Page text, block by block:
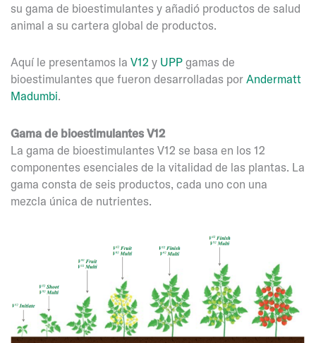
su gama de bioestimulantes y añadió productos de salud
animal a su cartera global de productos.
Aquí le presentamos la V12 y UPP gamas de
bioestimulantes que fueron desarrolladas por Andermatt
Madumbi.
Gama de bioestimulantes V12
La gama de bioestimulantes V12 se basa en los 12
componentes esenciales de la vitalidad de las plantas. La
gama consta de seis productos, cada uno con una
mezcla única de nutrientes.